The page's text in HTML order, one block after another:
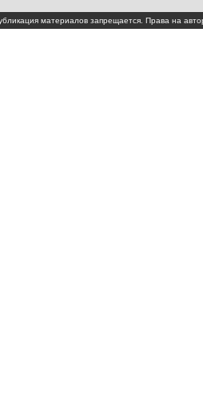
материалов запрещается. Права